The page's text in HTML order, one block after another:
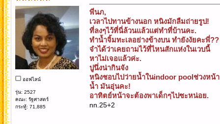
ออฟไลน์
รุ่น: 2527
คณะ: รัฐศาสตร์
กระทู้: 71,885
พี่นภ,
เวลาไปทานข้างนอก หนิงมักลืมถ่ายรูป!
ที่ลงๆไว้ที่นี่ล้วนแล้วแต่ทำที่บ้านคะ.
ทำนํ้าจิ้มทะเลอย่างข้างบน ทำยังงัยคะพี่??
จำได้ว่าเคยถามไว้ที่ไหนสักแห่งในเวบนี้
หาไม่เจอแล้วค่ะ.
ปูนึ่งน่ากินจัง
หนิงชอบไปว่ายนํ้าในindoor poolช่วงหน้
นํ้า มันอุ่นคะ!
อาทิตย์หน้าจะต้องพาเด็กๆไปซะหน่อย.
nn.25+2